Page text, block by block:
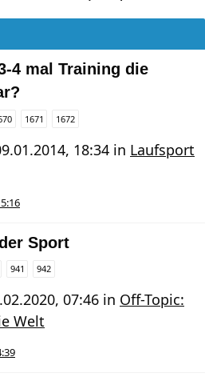
4 mal Training die
1671 1672
18:34 in Laufsport
Sport
941 942
07:46 in Off-Topic:
Welt